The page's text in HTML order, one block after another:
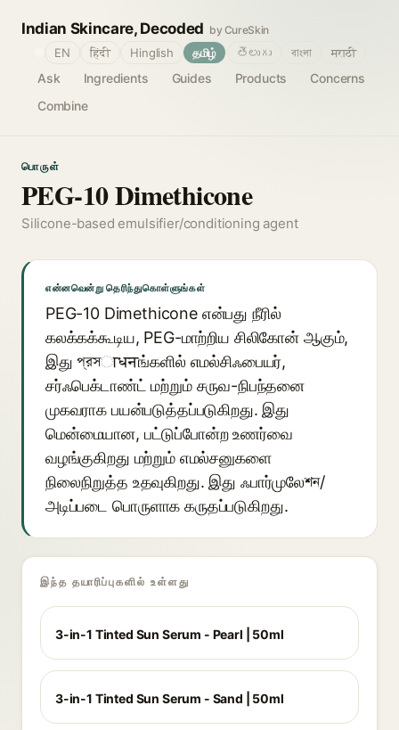
Indian Skincare, Decoded by CureSkin
Ask Ingredients Guides Products
Concerns
Combine
EN हिंदी Hinglish தமிழ் తెలుగు বাংলা मराठी
பொருள்
PEG-10 Dimethicone
Silicone-based emulsifier/conditioning agent
என்னவென்று தெரிந்துகொள்ளுங்கள்
PEG-10 Dimethicone என்பது நீரில்
கலக்கக்கூடிய, PEG-மாற்றிய சிலிகோன் ஆகும்,
இது প্রসाधनங்களில் எமல்சிஃபையர்,
சர்ஃபெக்டாண்ட் மற்றும் சருவ-நிபந்தனை
முகவராக பயன்படுத்தப்படுகிறது. இது
மென்மையான, பட்டுப்போன்ற உணர்வை
வழங்குகிறது மற்றும் எமல்சனுகளை
நிலைநிறுத்த உதவுகிறது. இது ஃபார்முலேশন/
அடிப்படை பொருளாக கருதப்படுகிறது.
இந்த தயாரிப்புகளில் உள்ளது
3-in-1 Tinted Sun Serum - Pearl | 50ml
3-in-1 Tinted Sun Serum - Sand | 50ml